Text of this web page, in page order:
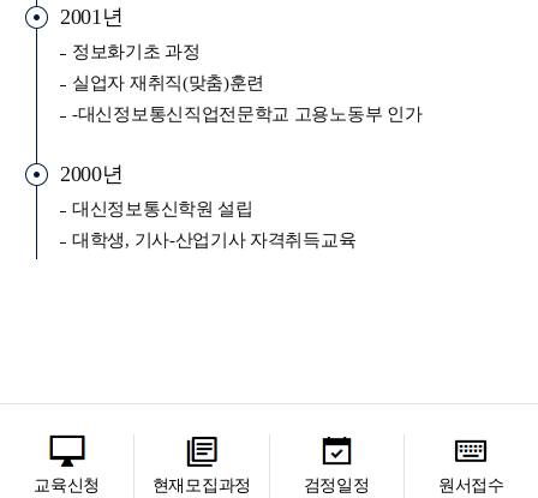
2001년
정보화기초 과정
실업자 재취직(맞춤)훈련
-대신정보통신직업전문학교 고용노동부 인가
2000년
대신정보통신학원 설립
대학생, 기사-산업기사 자격취득교육
교육신청 현재모집과정 검정일정 원서접수